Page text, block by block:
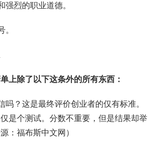
强烈的职业道德。
。
上除了以下这条外的所有东西：
吗？这是最终评价创业者的仅有标准。
是个测试。分数不重要，但是结果却举
：福布斯中文网）